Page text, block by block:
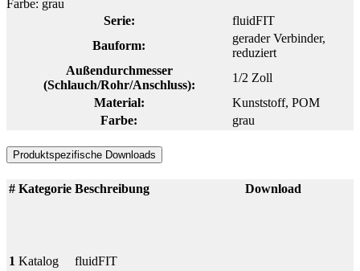
Farbe: grau
Serie:
fluidFIT
Bauform:
gerader Verbinder,
reduziert
Außendurchmesser
(Schlauch/Rohr/Anschluss):
1/2 Zoll
Material:
Kunststoff, POM
Farbe:
grau
Produktspezifische Downloads
# Kategorie Beschreibung Download
1 Katalog fluidFIT